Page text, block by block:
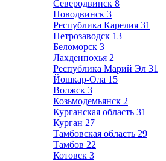
Северодвинск 8
Новодвинск 3
Республика Карелия 31
Петрозаводск 13
Беломорск 3
Лахденпохья 2
Республика Марий Эл 31
Йошкар-Ола 15
Волжск 3
Козьмодемьянск 2
Курганская область 31
Курган 27
Тамбовская область 29
Тамбов 22
Котовск 3